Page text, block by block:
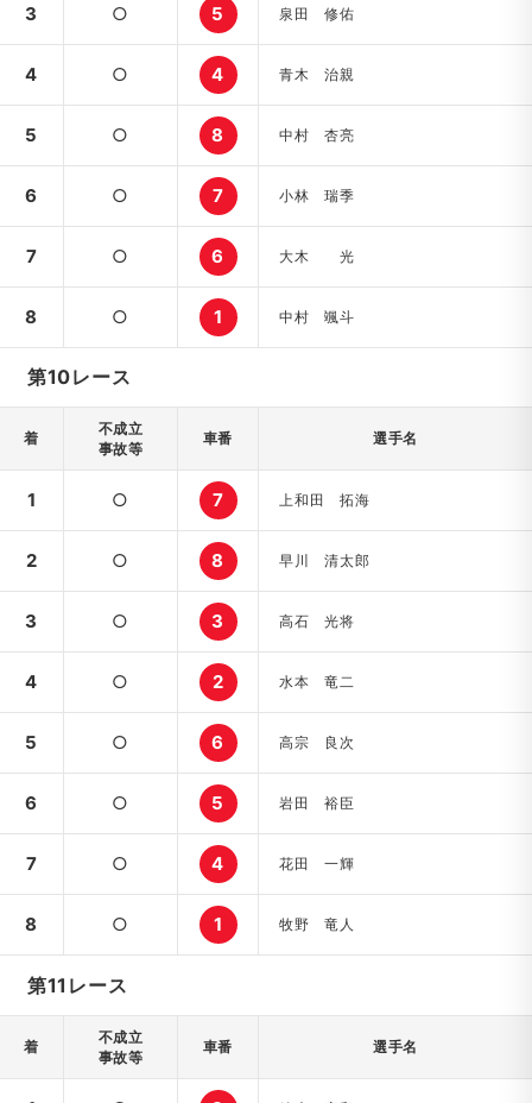
3 ○ 5 泉田 修佑
4 ○ 4 青木 治親
5 ○ 8 中村 杏亮
6 ○ 7 小林 瑞季
7 ○ 6 大木 光
8 ○ 1 中村 颯斗
第10レース
着
不成立
事故等
車番 選手名
1 ○ 7 上和田 拓海
2 ○ 8 早川 清太郎
3 ○ 3 高石 光将
4 ○ 2 水本 竜二
5 ○ 6 高宗 良次
6 ○ 5 岩田 裕臣
7 ○ 4 花田 一輝
8 ○ 1 牧野 竜人
第11レース
着
不成立
事故等
車番 選手名